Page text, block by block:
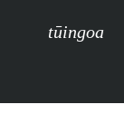
tūingoa